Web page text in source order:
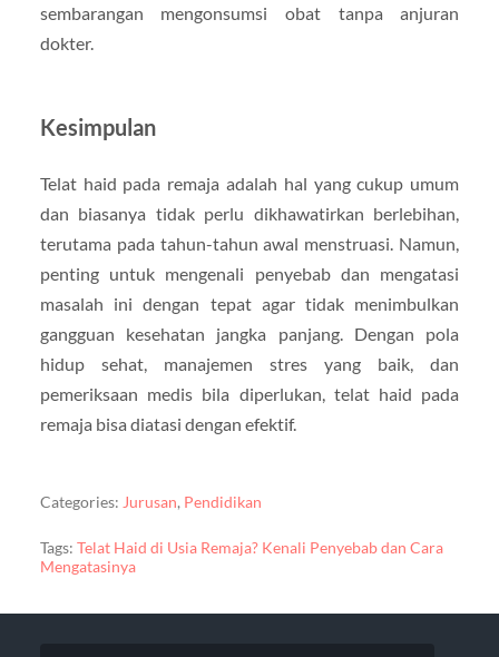
sembarangan mengonsumsi obat tanpa anjuran
dokter.
Kesimpulan
Telat haid pada remaja adalah hal yang cukup umum
dan biasanya tidak perlu dikhawatirkan berlebihan,
terutama pada tahun-tahun awal menstruasi. Namun,
penting untuk mengenali penyebab dan mengatasi
masalah ini dengan tepat agar tidak menimbulkan
gangguan kesehatan jangka panjang. Dengan pola
hidup sehat, manajemen stres yang baik, dan
pemeriksaan medis bila diperlukan, telat haid pada
remaja bisa diatasi dengan efektif.
Categories: Jurusan, Pendidikan
Tags: Telat Haid di Usia Remaja? Kenali Penyebab dan Cara
Mengatasinya